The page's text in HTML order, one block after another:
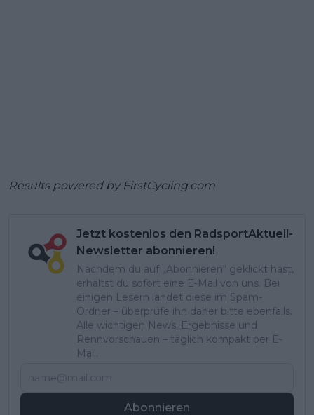
Results powered by FirstCycling.com
Jetzt kostenlos den RadsportAktuell-
Newsletter abonnieren!
Nachdem du auf „Abonnieren“ geklickt hast,
erhältst du sofort eine E-Mail von uns. Bei
einigen Lesern landet diese im Spam-
Ordner – überprüfe ihn daher bitte ebenfalls.
Alle wichtigen News, Ergebnisse und
Rennvorschauen – täglich kompakt per E-
Mail.
Abonnieren